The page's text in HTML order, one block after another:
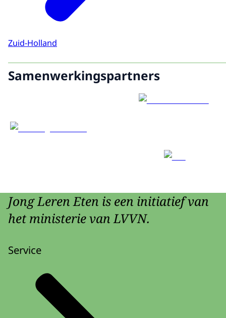
Zuid-Holland
Samenwerkingspartners
Jong Leren Eten is een initiatief van
het ministerie van LVVN.
Service